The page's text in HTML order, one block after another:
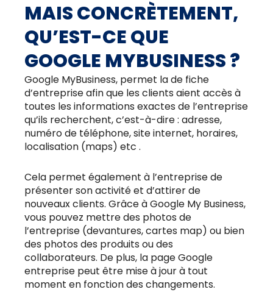
MAIS CONCRÈTEMENT,
QU’EST-CE QUE
GOOGLE MYBUSINESS ?
Google MyBusiness, permet la de fiche
d’entreprise afin que les clients aient accès à
toutes les informations exactes de l’entreprise
qu’ils recherchent, c’est-à-dire : adresse,
numéro de téléphone, site internet, horaires,
localisation (maps) etc .
Cela permet également à l’entreprise de
présenter son activité et d’attirer de
nouveaux clients. Grâce à Google My Business,
vous pouvez mettre des photos de
l’entreprise (devantures, cartes map) ou bien
des photos des produits ou des
collaborateurs. De plus, la page Google
entreprise peut être mise à jour à tout
moment en fonction des changements.